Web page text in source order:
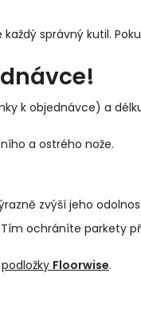
každý správný kutil.
k objednávce) a
a ostrého nože.
zvýší jeho
ochráníte parkety
podložky Floorwise.